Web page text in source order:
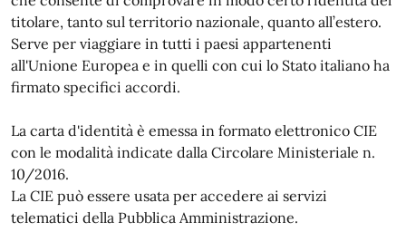
titolare, tanto sul territorio nazionale, quanto all’estero.
Serve per viaggiare in tutti i paesi appartenenti
all'Unione Europea e in quelli con cui lo Stato italiano ha
firmato specifici accordi.
La carta d'identità è emessa in formato elettronico CIE
con le modalità indicate dalla Circolare Ministeriale n.
10/2016.
La CIE può essere usata per accedere ai servizi
telematici della Pubblica Amministrazione.